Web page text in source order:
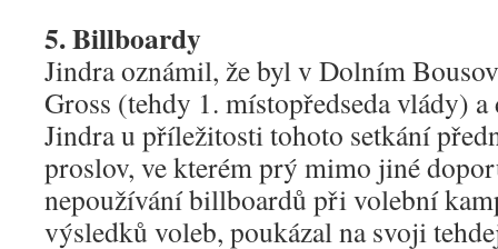
5. Billboardy
Jindra oznámil, že byl v Dolním
Gross (tehdy 1. místopředseda vlády)
Jindra u příležitosti tohoto setkání
proslov, ve kterém prý mimo jiné
nepoužívání billboardů při volební
výsledků voleb, poukázal na svoji